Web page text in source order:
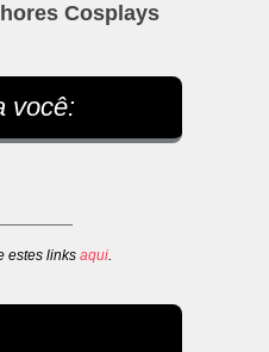
Cosplays
você:
estes linksaqui.